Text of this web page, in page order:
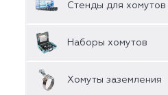
Стенды для хомутов
Наборы хомутов
Хомуты заземления